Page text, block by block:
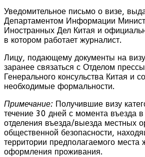
Уведомительное письмо о визе,
Департаментом Информации
Иностранных Дел Китая и
в котором работает журналист.
Лицу, подающему документы на
заранее связаться с Отделом
Генерального консульства Китая и
необходимые формальности.
Примечание: Получившие визу
течение 30 дней с момента въезда в
отделения въезда/выезда местных
общественной безопасности,
территории предполагаемого места
оформления проживания.